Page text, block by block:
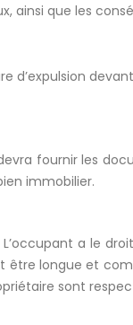
ainsi que les
fournir les
immobilier.
a le
longue et
sont